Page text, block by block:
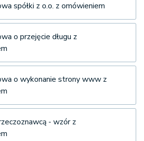
spółki z o.o. z omówieniem
o przejęcie długu z
o wykonanie strony www z
- wzór z